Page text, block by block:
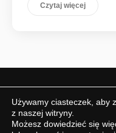
Czytaj więcej
Facebook
Używamy ciasteczek, aby
z naszej witryny.
Możesz dowiedzieć się